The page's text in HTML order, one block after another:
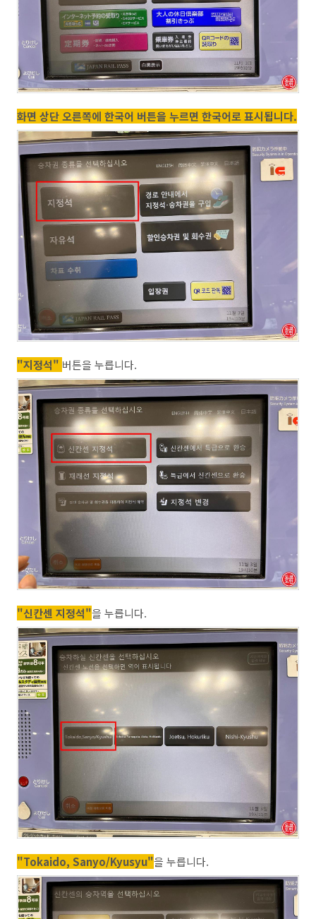
화면 상단 오른쪽에 한국어 버튼을 누르면 한국어로 표시됩니다.
"지정석" 버튼을 누릅니다.
"신칸센 지정석"을 누릅니다.
"Tokaido, Sanyo/Kyusyu"을 누릅니다.